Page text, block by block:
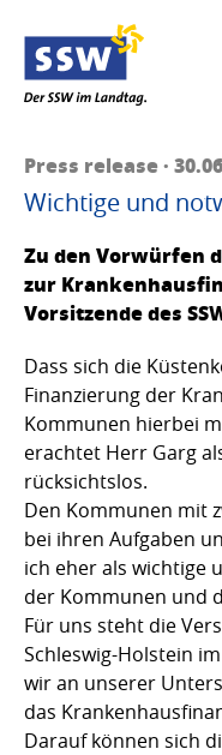
Press release ·
Wichtige und
Zu den Vorwürfen
zur
Vorsitzende des
Dass sich die
Finanzierung der
Kommunen hierbei
erachtet Herr Garg
rücksichtslos.
Den Kommunen mit
bei ihren Aufgaben
ich eher als wichtige
der Kommunen und
Für uns steht die
Schleswig-Holstein
wir an unserer
das
Darauf können sich